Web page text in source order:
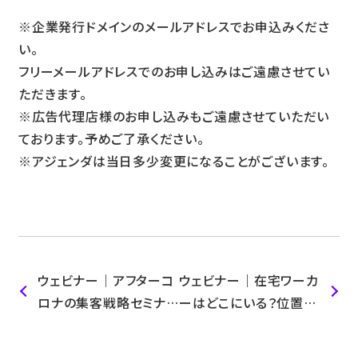
※企業発行ドメインのメールアドレスでお申込みくださ
い。
フリーメールアドレスでのお申し込みはご遠慮させてい
ただきます。
※広告代理店様のお申し込みもご遠慮させていただい
ております。予めご了承ください。
※アジェンダは当日多少変更になることがございます。
ウェビナー｜アフターコ
ロナの集客戦略セミナ
ウェビナー｜在宅ワーカ
ーはどこにいる？位置情